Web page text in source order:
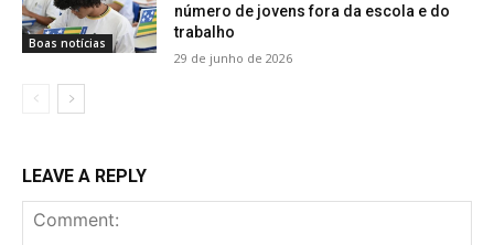
Boas notícias
número de jovens fora da escola e do
trabalho
29 de junho de 2026
LEAVE A REPLY